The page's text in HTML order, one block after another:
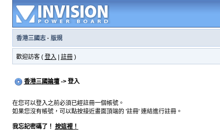
香港三國志· 版規
歡迎訪客 ( 登入 註冊)
香港三國論壇-> 登入
在您可以登入之前必須已經註冊一個帳號。
如果您沒有帳號，可以點按接近畫面頂端的 '註冊' 連結進行註冊。
我忘記密碼了！ 按這裡！